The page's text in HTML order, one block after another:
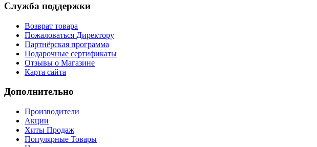
Служба поддержки
Возврат товара
Пожаловаться Директору
Партнёрская программа
Подарочные сертификаты
Отзывы о Магазине
Карта сайта
Дополнительно
Производители
Акции
Хиты Продаж
Популярные Товары